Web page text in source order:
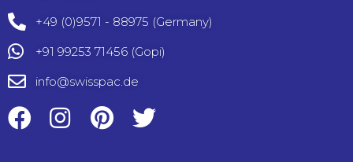
+49 (0)9571 - 88975 (Germany)
+91 99253 71456(Gopi)
info@swisspac.de